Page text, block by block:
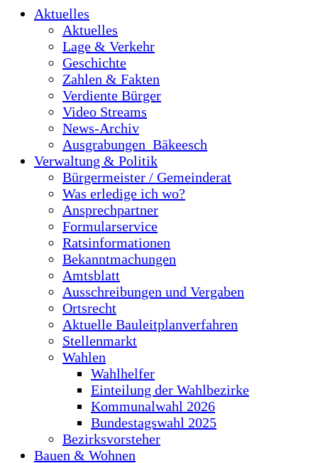
Aktuelles
Aktuelles
Lage & Verkehr
Geschichte
Zahlen & Fakten
Verdiente Bürger
Video Streams
News-Archiv
Ausgrabungen_Bäkeesch
Verwaltung & Politik
Bürgermeister / Gemeinderat
Was erledige ich wo?
Ansprechpartner
Formularservice
Ratsinformationen
Bekanntmachungen
Amtsblatt
Ausschreibungen und Vergaben
Ortsrecht
Aktuelle Bauleitplanverfahren
Stellenmarkt
Wahlen
Wahlhelfer
Einteilung der Wahlbezirke
Kommunalwahl 2026
Bundestagswahl 2025
Bezirksvorsteher
Bauen & Wohnen